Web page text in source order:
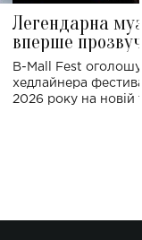
Легендарна
вперше
Україні: де
B-Mall Fest
хедлайнера
2026 року на новій